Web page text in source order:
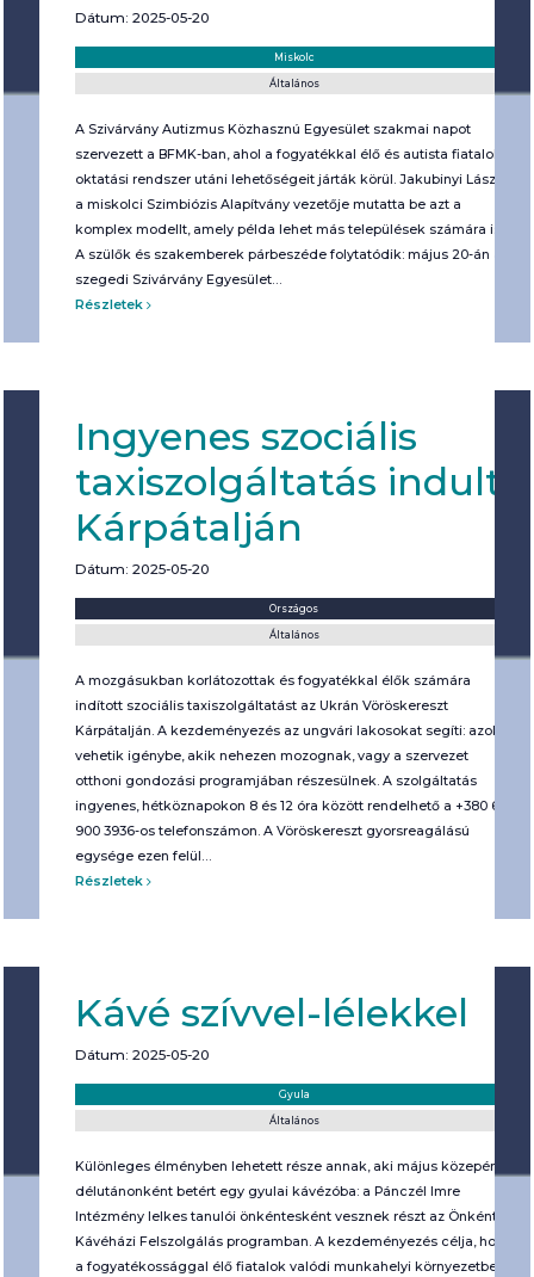
Dátum: 2025-05-20
Miskolc
Általános
A Szivárvány Autizmus Közhasznú Egyesület szakmai napot
szervezett a BFMK-ban, ahol a fogyatékkal élő és autista fiatalok
oktatási rendszer utáni lehetőségeit járták körül. Jakubinyi László,
a miskolci Szimbiózis Alapítvány vezetője mutatta be azt a
komplex modellt, amely példa lehet más települések számára is.
A szülők és szakemberek párbeszéde folytatódik: május 20-án a
szegedi Szivárvány Egyesület…
Részletek
Ingyenes szociális
taxiszolgáltatás indult
Kárpátalján
Dátum: 2025-05-20
Országos
Általános
A mozgásukban korlátozottak és fogyatékkal élők számára
indított szociális taxiszolgáltatást az Ukrán Vöröskereszt
Kárpátalján. A kezdeményezés az ungvári lakosokat segíti: azok
vehetik igénybe, akik nehezen mozognak, vagy a szervezet
otthoni gondozási programjában részesülnek. A szolgáltatás
ingyenes, hétköznapokon 8 és 12 óra között rendelhető a +380 66
900 3936-os telefonszámon. A Vöröskereszt gyorsreagálású
egysége ezen felül…
Részletek
Kávé szívvel-lélekkel
Dátum: 2025-05-20
Gyula
Általános
Különleges élményben lehetett része annak, aki május közepén
délutánonként betért egy gyulai kávézóba: a Pánczél Imre
Intézmény lelkes tanulói önkéntesként vesznek részt az Önkéntes
Kávéházi Felszolgálás programban. A kezdeményezés célja, hogy
a fogyatékossággal élő fiatalok valódi munkahelyi környezetben